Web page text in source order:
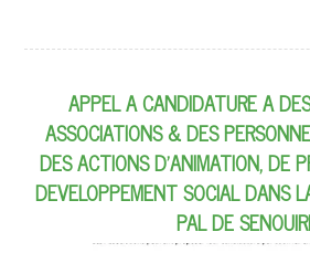
APPEL A CANDIDATURE A
ASSOCIATIONS & DES
DES ACTIONS D’ANIMATION, DE
DEVELOPPEMENT SOCIAL DANS
PAL DE